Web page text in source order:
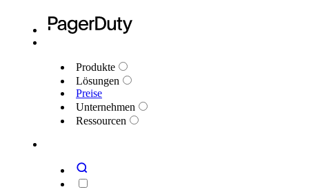
Produkte
Lösungen
Preise
Unternehmen
Ressourcen